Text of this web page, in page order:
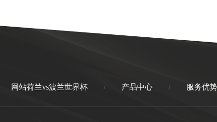
网站荷兰vs波兰世界杯 / 产品中心 / 服务优势